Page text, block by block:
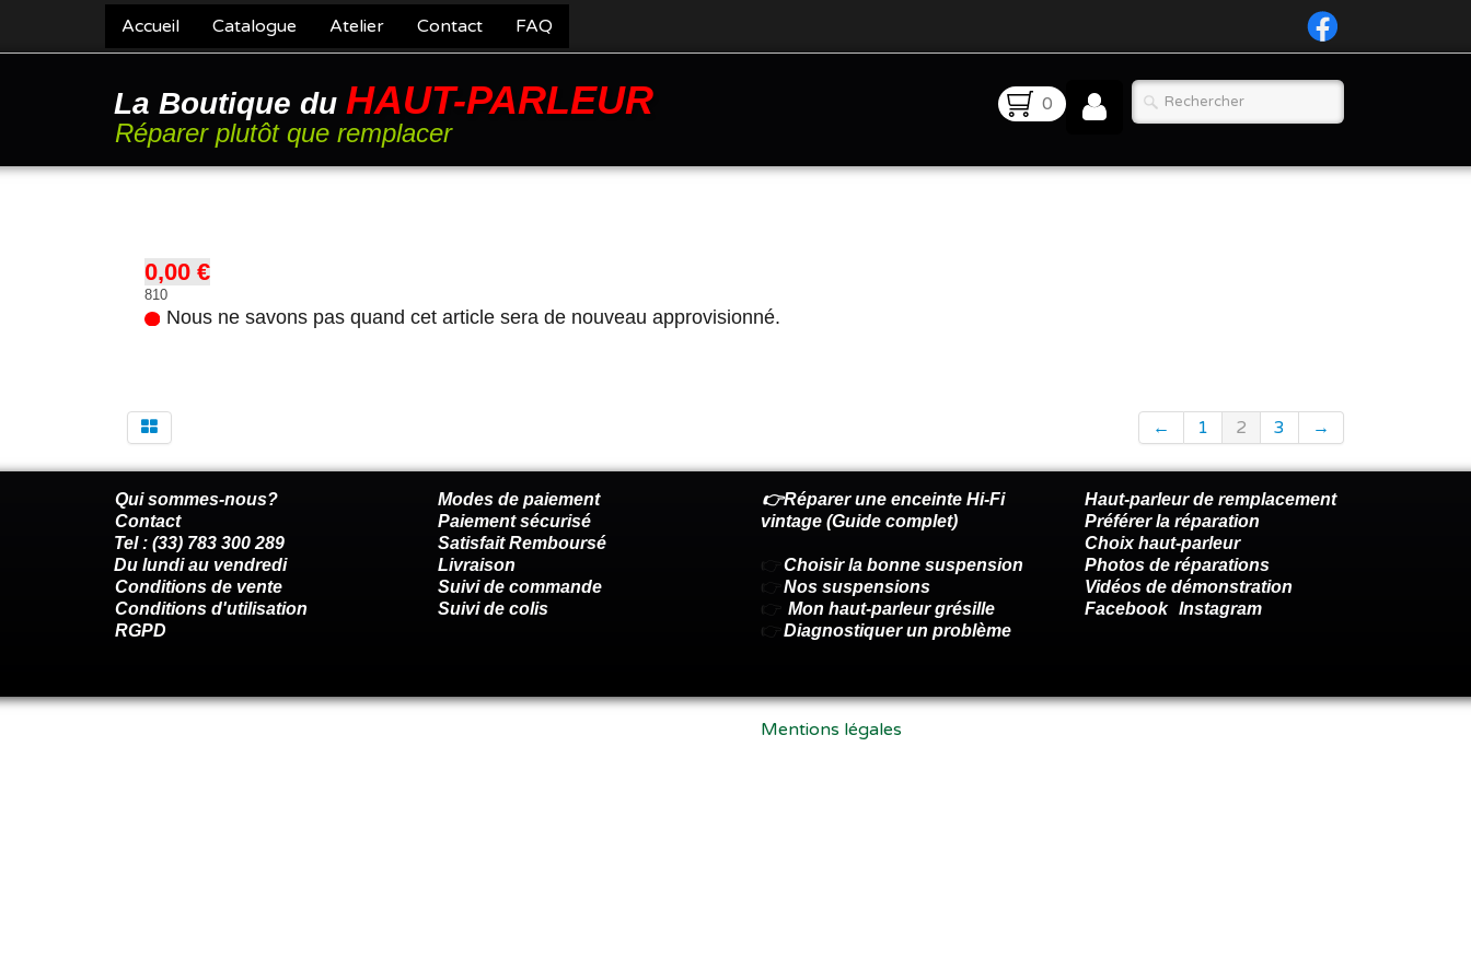
Accueil Catalogue Atelier Contact FAQ
La Boutique du HAUT-PARLEUR
Réparer plutôt que remplacer
0
0,00 €
810
Nous ne savons pas quand cet article sera de nouveau approvisionné.
← 1 2 3 →
Qui sommes-nous?
Contact
Tel : (33) 783 300 289
Du lundi au vendredi
Conditions de vente
Conditions d'utilisation
RGPD
Modes de paiement
Paiement sécurisé
Satisfait Remboursé
Livraison
Suivi de commande
Suivi de colis
👉Réparer une enceinte Hi-Fi
vintage (Guide complet)
👉 Choisir la bonne suspension
👉 Nos suspensions
👉 Mon haut-parleur grésille
👉 Diagnostiquer un problème
Haut-parleur de remplacement
Préférer la réparation
Choix haut-parleur
Photos de réparations
Vidéos de démonstration
Facebook Instagram
Mentions légales